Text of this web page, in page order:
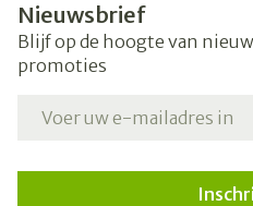
Nieuwsbrief
Blijf op de hoogte van
promoties